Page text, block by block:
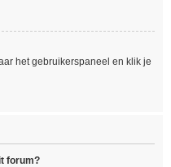
het gebruikerspaneel en klik je
forum?